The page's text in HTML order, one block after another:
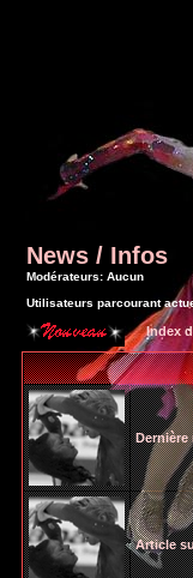
News / Infos
Modérateurs: Aucun
Utilisateurs parcourant
Index
Dernière
Article